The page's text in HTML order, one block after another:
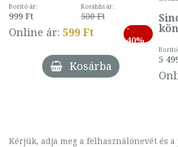
mintával (gombás)
Borító ár:
999 Ft
Korábbi ár:
500 Ft
Online ár: 599 Ft
-
40%
Kosárba 5
Kérjük, adja meg a felhasználónevét és a